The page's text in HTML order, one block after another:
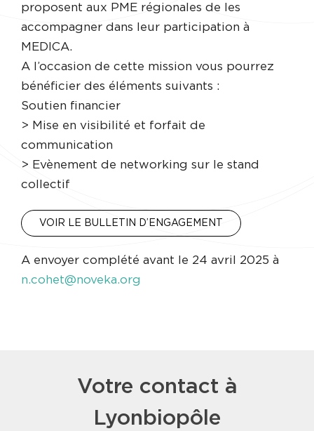
proposent aux PME régionales de les
accompagner dans leur participation à
MEDICA.
A l’occasion de cette mission vous pourrez
bénéficier des éléments suivants :
Soutien financier
> Mise en visibilité et forfait de
communication
> Evènement de networking sur le stand
collectif
VOIR LE BULLETIN D’ENGAGEMENT
A envoyer complété avant le 24 avril 2025 à
n.cohet@noveka.org
Votre contact à
Lyonbiopôle